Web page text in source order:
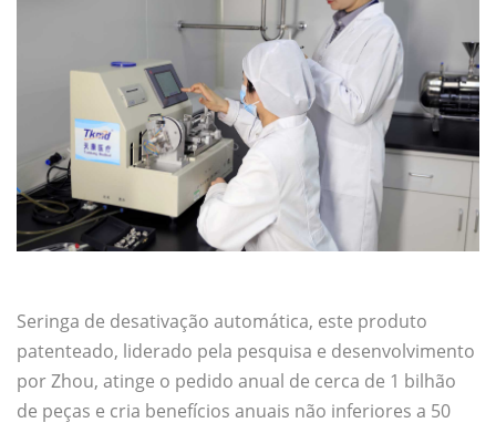
Seringa de desativação automática, este produto
patenteado, liderado pela pesquisa e desenvolvimento
por Zhou, atinge o pedido anual de cerca de 1 bilhão
de peças e cria benefícios anuais não inferiores a 50